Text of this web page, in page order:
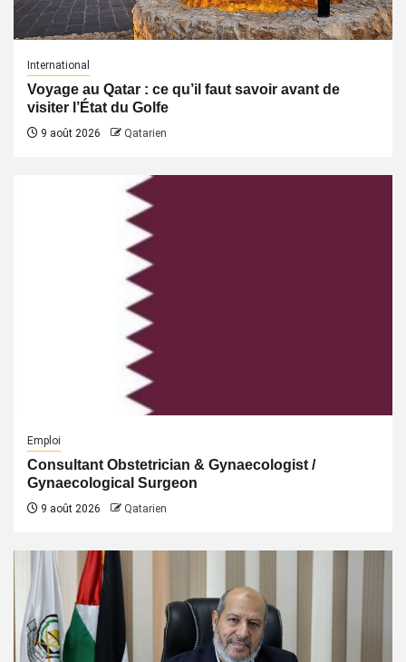
International
Voyage au Qatar : ce qu’il faut savoir avant de
visiter l’État du Golfe
9 août 2026 Qatarien
Emploi
Consultant Obstetrician & Gynaecologist /
Gynaecological Surgeon
9 août 2026 Qatarien